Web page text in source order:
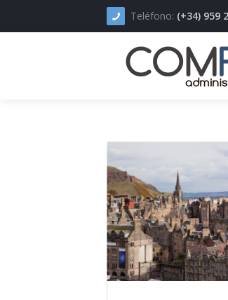
Teléfono: (+34) 959
COMFINCA
Servicios
Novedades
Presupuesto
Contacto